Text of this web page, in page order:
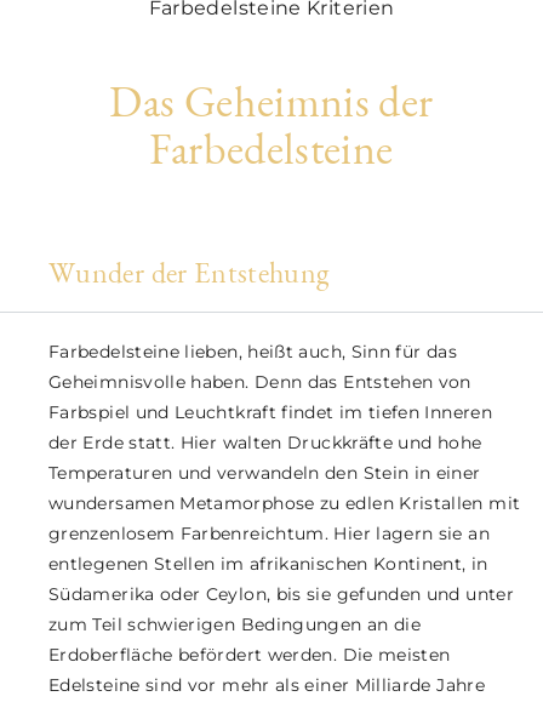
Farbedelsteine Kriterien
Das Geheimnis der
Farbedelsteine
Wunder der Entstehung
Farbedelsteine lieben, heißt auch, Sinn für das
Geheimnisvolle haben. Denn das Entstehen von
Farbspiel und Leuchtkraft findet im tiefen Inneren
der Erde statt. Hier walten Druckkräfte und hohe
Temperaturen und verwandeln den Stein in einer
wundersamen Metamorphose zu edlen Kristallen mit
grenzenlosem Farbenreichtum. Hier lagern sie an
entlegenen Stellen im afrikanischen Kontinent, in
Südamerika oder Ceylon, bis sie gefunden und unter
zum Teil schwierigen Bedingungen an die
Erdoberfläche befördert werden. Die meisten
Edelsteine sind vor mehr als einer Milliarde Jahre